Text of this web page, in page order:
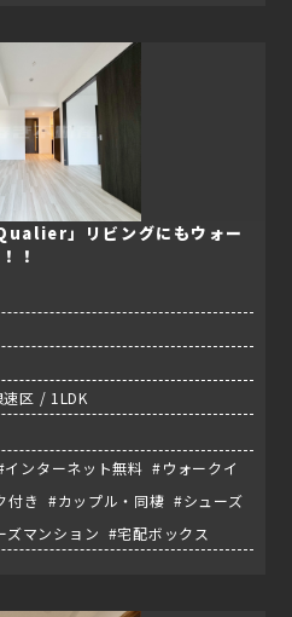
」リビングにもウォー
！
区 / 1LDK
ンターネット無料 #ウォークイ
付き #カップル・同棲 #シューズ
マンション #宅配ボックス